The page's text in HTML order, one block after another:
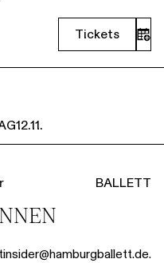
Tickets
12.11.
BALLETT